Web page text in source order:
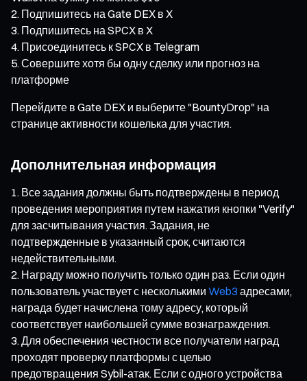
Подпишитесь на Gate DEX в X
Подпишитесь на SPCX в X
Присоединитесь к SPCX в Telegram
Совершите хотя бы одну сделку или прогноз на
платформе
Перейдите в Gate DEX и выберите "BountyDrop" на
странице активности кошелька для участия.
Дополнительная информация
Все задания должны быть подтверждены в период
проведения мероприятия путем нажатия кнопки "Verify"
для засчитывания участия. Задания, не
подтвержденные в указанный срок, считаются
недействительными.
Награду можно получить только один раз. Если один
пользователь участвует с несколькими Web3 адресами,
награда будет начислена тому адресу, который
соответствует наибольшей сумме вознаграждения.
Для обеспечения честности все получатели наград
проходят проверку платформы с целью
предотвращения Sybil-атак. Если с одного устройства